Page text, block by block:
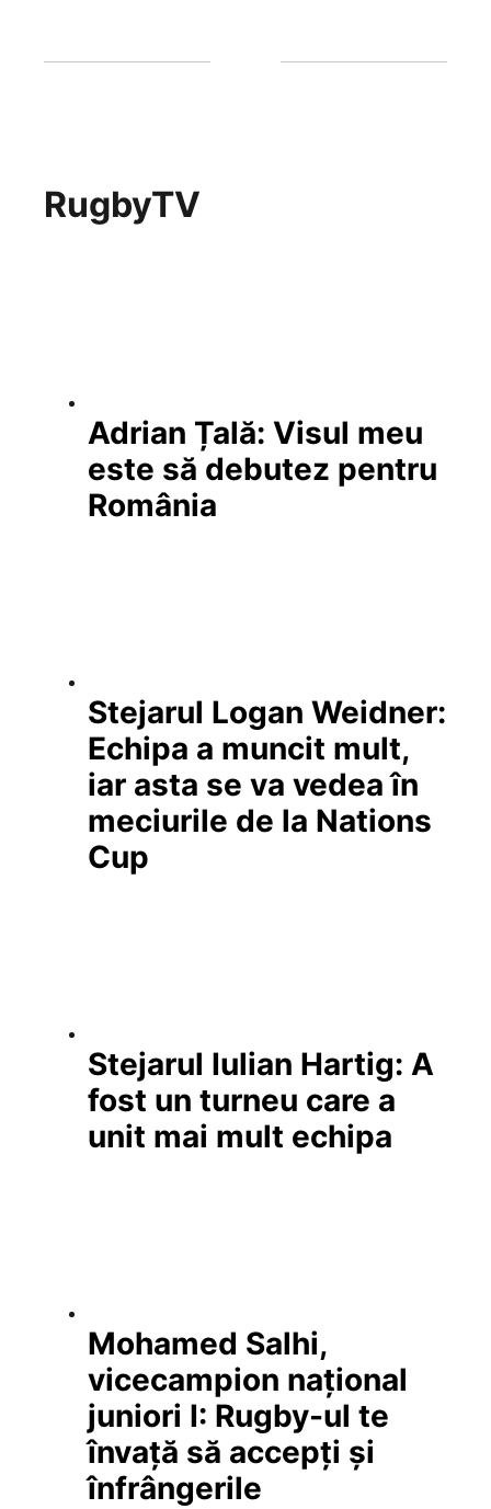
RugbyTV
Adrian Țală: Visul meu
este să debutez pentru
România
Stejarul Logan Weidner:
Echipa a muncit mult,
iar asta se va vedea în
meciurile de la Nations
Cup
Stejarul Iulian Hartig: A
fost un turneu care a
unit mai mult echipa
Mohamed Salhi,
vicecampion național
juniori I: Rugby-ul te
învață să accepți și
înfrângerile